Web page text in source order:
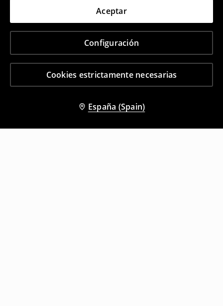
Cookies estrictamente necesarias
Configuración
Aceptar
España (Spain)